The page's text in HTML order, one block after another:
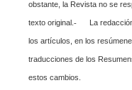
obstante, la Revista no se
texto original. - La
los artículos, en los
traducciones de los
estos cambios.